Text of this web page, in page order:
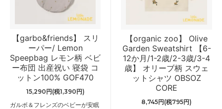
【garbo&friends】 スリ
ーパー/ Lemon
Speepbag レモン柄 ベビ
ー布団 出産祝い 寝袋 コ
ットン100% GOF470
15,290円(税1,390円)
ガルボ＆フレンズのベビーが安眠
【organic zoo】 Olive
Garden Sweatshirt 【6-
12か月/1-2歳/2-3歳/3-4
歳】 オリーブ柄 スウェ
ットシャツ OBSOZ
CORE
8,745円(税795円)